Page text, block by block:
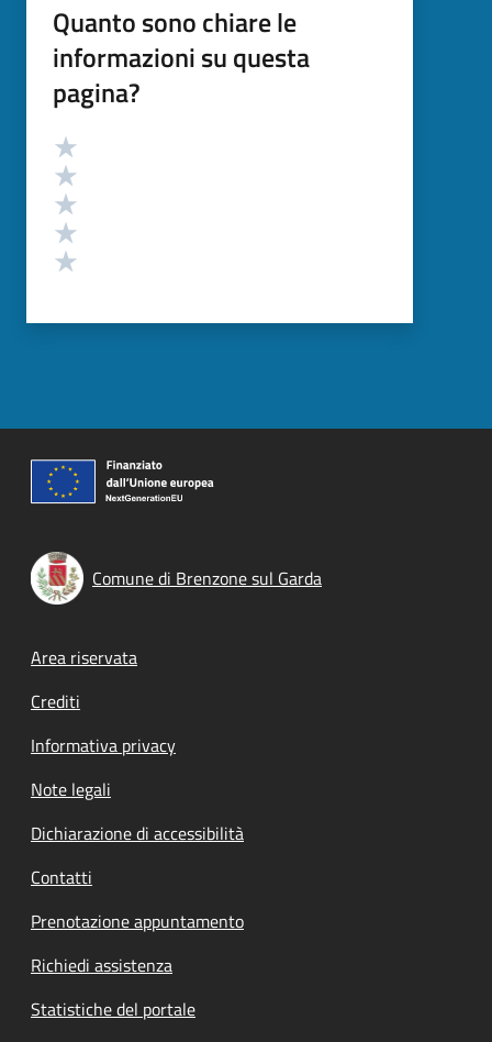
Quanto sono chiare le
informazioni su questa
pagina?
Valutazione
Comune di Brenzone sul Garda
Footer menu
Area riservata
Crediti
Informativa privacy
Note legali
Dichiarazione di accessibilità
Contatti
Prenotazione appuntamento
Richiedi assistenza
Statistiche del portale